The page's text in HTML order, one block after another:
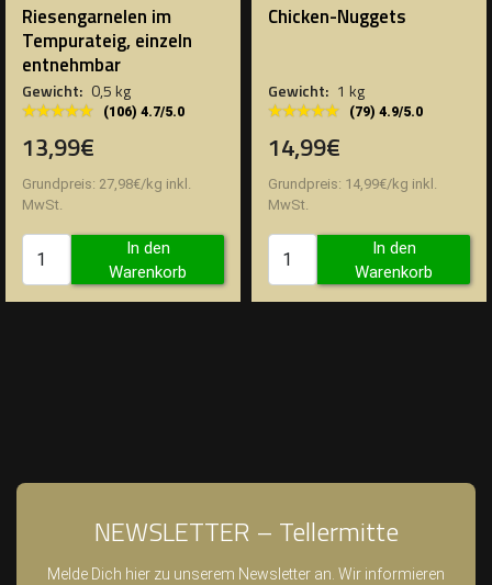
Riesengarnelen im
Tempurateig, einzeln
entnehmbar
Gewicht: 0,5 kg
★★★★★
★★★★★ (106) 4.7/5.0
13,99€
Grundpreis: 27,98€/kg inkl.
MwSt.
In den
Warenkorb
Chicken-Nuggets
Gewicht: 1 kg
★★★★★
★★★★★ (79) 4.9/5.0
14,99€
Grundpreis: 14,99€/kg inkl.
MwSt.
In den
Warenkorb
NEWSLETTER – Tellermitte
Melde Dich hier zu unserem Newsletter an. Wir informieren